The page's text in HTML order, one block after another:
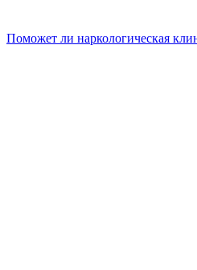
Поможет ли наркологическая